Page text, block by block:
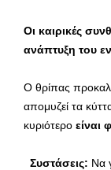
Οι καιρικές
ανάπτυξη του
Ο θρίπας
απομυζεί τα
κυριότερο είναι
Συστάσεις: Να